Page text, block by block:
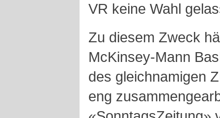
VR keine Wahl
Zu diesem Zweck
McKinsey-Mann
des gleichnamigen
eng